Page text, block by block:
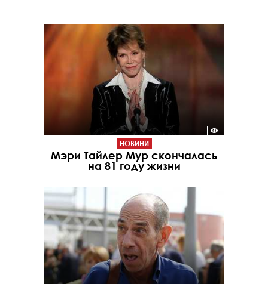
НОВИНИ
Мэри Тайлер Мур скончалась
на 81 году жизни